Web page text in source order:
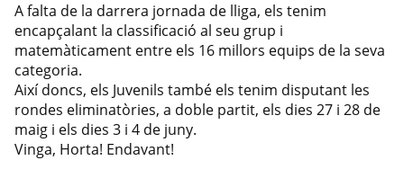
A falta de la darrera jornada de lliga, els tenim
encapçalant la classificació al seu grup i
matemàticament entre els 16 millors equips de la seva
categoria.
Així doncs, els Juvenils també els tenim disputant les
rondes eliminatòries, a doble partit, els dies 27 i 28 de
maig i els dies 3 i 4 de juny.
Vinga, Horta! Endavant!